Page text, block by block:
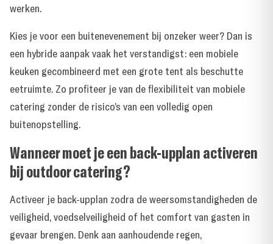
werken.
Kies je voor een buitenevenement bij onzeker weer? Dan is
een hybride aanpak vaak het verstandigst: een mobiele
keuken gecombineerd met een grote tent als beschutte
eetruimte. Zo profiteer je van de flexibiliteit van mobiele
catering zonder de risico’s van een volledig open
buitenopstelling.
Wanneer moet je een back-upplan activeren
bij outdoor catering?
Activeer je back-upplan zodra de weersomstandigheden de
veiligheid, voedselveiligheid of het comfort van gasten in
gevaar brengen. Denk aan aanhoudende regen,